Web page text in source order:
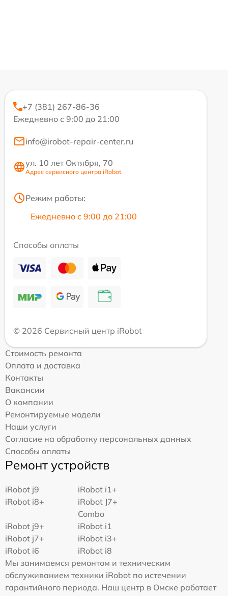
+7 (381) 267-86-36
Ежедневно с 9:00 до 21:00
info@irobot-repair-center.ru
ул. 10 лет Октября, 70
Адрес сервисного центра iRobot
Режим работы:
Ежедневно с 9:00 до 21:00
Способы оплаты
© 2026 Сервисный центр iRobot
Стоимость ремонта
Оплата и доставка
Контакты
Вакансии
О компании
Ремонтируемые модели
Наши услуги
Согласие на обработку персональных данных
Способы оплаты
Ремонт устройств
iRobot j9
iRobot i1+
iRobot i8+
iRobot J7+
Combo
iRobot j9+
iRobot i1
iRobot j7+
iRobot i3+
iRobot i6
iRobot i8
Мы занимаемся ремонтом и техническим
обслуживанием техники iRobot по истечении
гарантийного периода. Наш центр в Омске работает